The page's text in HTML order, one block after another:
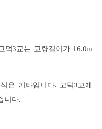
덕3교는 교량길이가 16.0m
은 기타입니다. 고덕3교에
니다.